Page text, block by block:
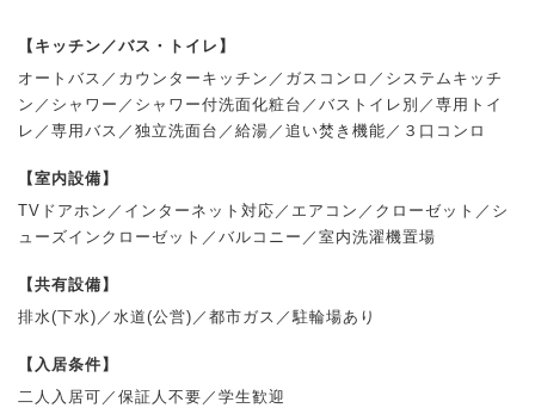
【キッチン／バス・トイレ】
オートバス／カウンターキッチン／ガスコンロ／システムキッチ
ン／シャワー／シャワー付洗面化粧台／バストイレ別／専用トイ
レ／専用バス／独立洗面台／給湯／追い焚き機能／３口コンロ
【室内設備】
TVドアホン／インターネット対応／エアコン／クローゼット／シ
ューズインクローゼット／バルコニー／室内洗濯機置場
【共有設備】
排水(下水)／水道(公営)／都市ガス／駐輪場あり
【入居条件】
二人入居可／保証人不要／学生歓迎